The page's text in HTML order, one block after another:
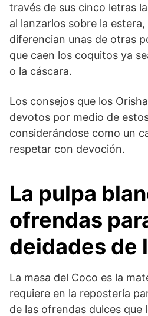
través de sus cinco letras
al lanzarlos sobre la estera,
diferencian unas de otras
que caen los coquitos ya
o la cáscara.
Los consejos que los
devotos por medio de
considerándose como un
respetar con devoción.
La pulpa
ofrendas
deidades de
La masa del Coco es la
requiere en la repostería
de las ofrendas dulces que